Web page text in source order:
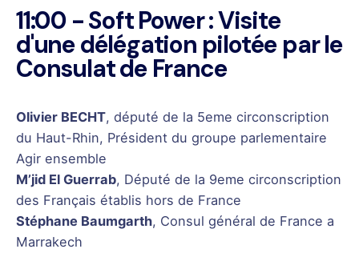
11:00 - Soft Power : Visite
d'une délégation pilotée par le
Consulat de France
Olivier BECHT, député de la 5eme circonscription
du Haut-Rhin, Président du groupe parlementaire
Agir ensemble
M’jid El Guerrab, Député de la 9eme circonscription
des Français établis hors de France
Stéphane Baumgarth, Consul général de France a
Marrakech